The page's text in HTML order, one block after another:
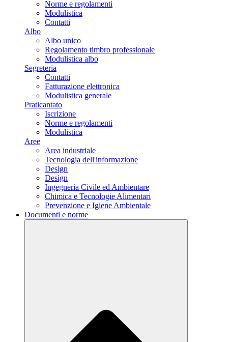
Norme e regolamenti
Modulistica
Contatti
Albo
Albo unico
Regolamento timbro professionale
Modulistica albo
Segreteria
Contatti
Fatturazione elettronica
Modulistica generale
Praticantato
Iscrizione
Norme e regolamenti
Modulistica
Aree
Area industriale
Tecnologia dell'informazione
Design
Design
Ingegneria Civile ed Ambientare
Chimica e Tecnologie Alimentari
Prevenzione e Igiene Ambientale
Documenti e norme